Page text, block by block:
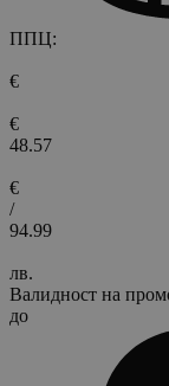
ППЦ:
€
€
48.57
€
/
94.99
лв.
Валидност на
до